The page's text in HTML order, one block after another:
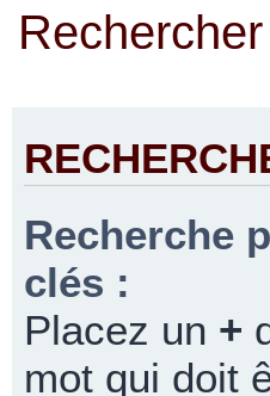
Rechercher
Recherche
clés :
Placez un +
mot qui doit